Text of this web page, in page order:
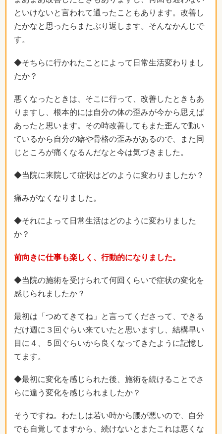
といけないと言われて通ったこともあります。改善し
たかなと思ったらまたぶり返します。そんなかんじで
す。
◆そちらに行かれたことによって日常生活変わりまし
たか？
悪くなったときは、そこに行って、改善したときもあ
りますし、根本的には自分の体の歪みが今から思えば
あったと思います。その時改善してもまた歪んで動い
ているから自分の癖や骨格の歪みがあるので、また同
じところが痛くなるんだなと今は気づきました。
◆当院に来院して症状はどのように変わりましたか？
痛みがなくなりました。
◆それによって日常生活はどのように変わりました
か？
前向きに仕事も楽しく、行動的になりました。
◆当院の施術を受けられて何回くらいで症状の変化を
感じられましたか？
最初は「つめてきてね」と言ってくださって、できる
だけ週に３回ぐらい来ていたと思いますし、結構早い
目に４、５回ぐらいから良くなってきたように記憶し
てます。
◆最初に変化を感じられた後、施術を続けることでさ
らに違う変化を感じられましたか？
そうですね。わたしは若い時から腰が悪いので、自分
でも自覚してますから、続けないとまたこれは悪くな